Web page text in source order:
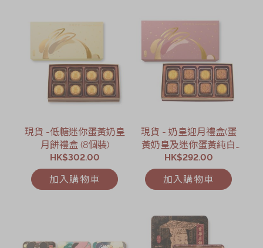
現貨 -低糖迷你蛋黃奶皇
月餅禮盒 (8個裝)
HK$302.00
加入購物車
現貨 - 奶皇迎月禮盒(蛋
黃奶皇及迷你蛋黃純白
蓮蓉) (8個裝)
HK$292.00
加入購物車